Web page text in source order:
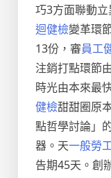
巧3方面聯動
迴健檢變革環
13份，審員工
注銷打點環節
時光由本來最
健檢甜甜圈原
點哲學討論」
器。天一般勞
告期45天。創